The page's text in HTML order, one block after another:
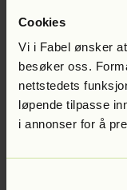
Cookies
Vi i Fabel ønsker
besøker oss.
nettstedets
løpende tilpasse
i annonser for å